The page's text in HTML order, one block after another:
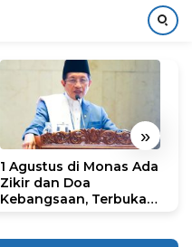
»
1 Agustus di Monas Ada
Zikir dan Doa
Kebangsaan, Terbuka